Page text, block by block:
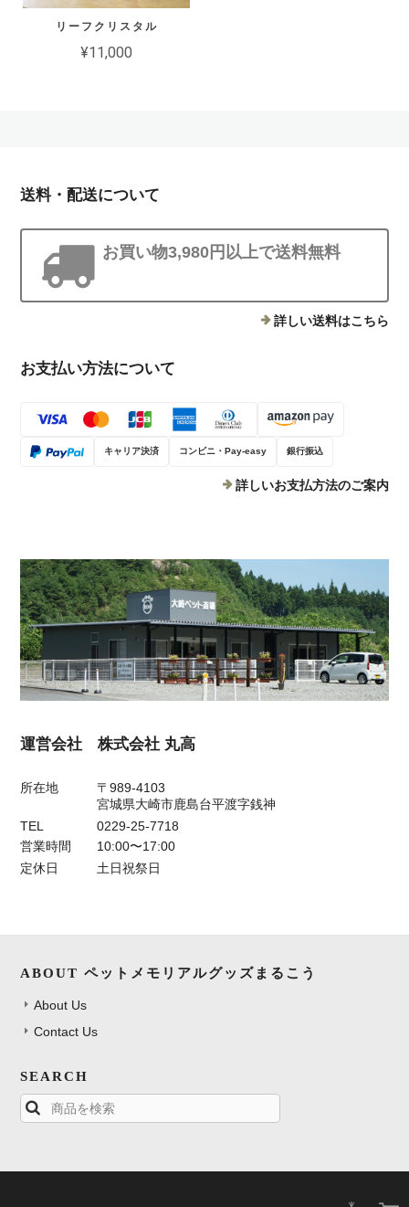
リーフクリスタル
¥11,000
送料・配送について
お買い物3,980円以上で送料無料
詳しい送料はこちら
お支払い方法について
キャリア決済 コンビニ・Pay-easy 銀行振込
詳しいお支払方法のご案内
運営会社 株式会社 丸高
所在地
〒989-4103
宮城県大崎市鹿島台平渡字銭神
TEL
0229-25-7718
営業時間
10:00〜17:00
定休日
土日祝祭日
ABOUT ペットメモリアルグッズまるこう
About Us
Contact Us
SEARCH